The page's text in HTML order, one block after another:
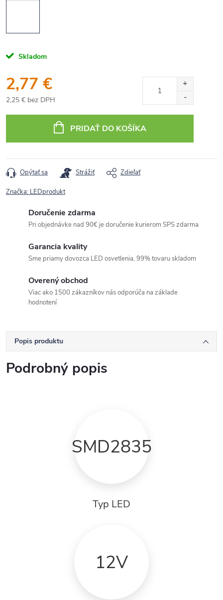
Skladom
2,77 €
2,25 € bez DPH
cena:
PRIDAŤ DO KOŠÍKA
Opýtať sa Strážiť Zdieľať
Značka: LEDprodukt
Doručenie zdarma
Pri objednávke nad 90€ je doručenie kurierom SPS zdarma
Garancia kvality
Sme priamy dovozca LED osvetlenia, 99% tovaru skladom
Overený obchod
Viac ako 1500 zákazníkov nás odporúča na základe
hodnotení
Popis produktu
Podrobný popis
SMD2835
Typ LED
12V